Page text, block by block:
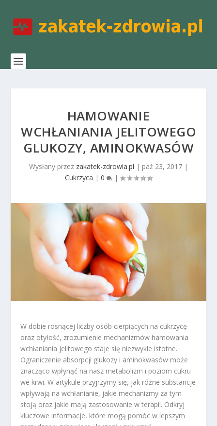
HAMOWANIE
WCHŁANIANIA JELITOWEGO
GLUKOZY, AMINOKWASÓW
Wysłany przez zakatek-zdrowia.pl | paź 23, 2017 |
Cukrzyca | 0 |
W dobie rosnącej liczby osób cierpiących na cukrzycę
oraz otyłość, zrozumienie mechanizmów hamowania
wchłaniania jelitowego staje się niezwykle istotne.
Ograniczenie absorpcji glukozy i aminokwasów może
znacząco wpłynąć na nasz metabolizm i poziom cukru
we krwi. W artykule przyjrzymy się, jak różne substancje
wpływają na wchłanianie, jakie mechanizmy za tym
stoją oraz jakie mają zastosowanie w terapii. Odkryj
kluczowe informacje, które mogą pomóc w lepszym